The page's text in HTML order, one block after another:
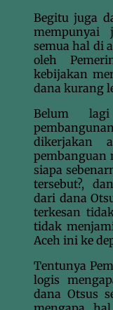
Begitu juga
mempunyai
semua hal di
oleh
kebijakan
dana kurang
Belum
dikerjakan
pembanguan
siapa
tersebut?,
dari dana
terkesan
tidak
Aceh ini ke
Tentunya
logis
dana Otsus